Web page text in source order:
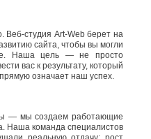
студия Art-Web берет на
сайта, чтобы вы могли
Наша цель — не просто
вас к результату, который
означает наш успех.
— мы создаем работающие
Наша команда специалистов